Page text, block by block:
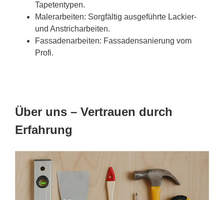
Tapetentypen.
Malerarbeiten: Sorgfältig ausgeführte Lackier-
und Anstricharbeiten.
Fassadenarbeiten: Fassadensanierung vom
Profi.
Über uns – Vertrauen durch
Erfahrung